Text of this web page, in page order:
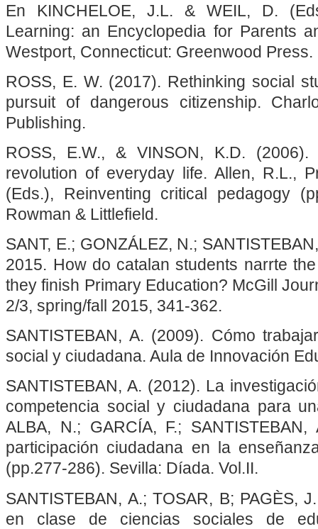
En KINCHELOE, J.L. & WEIL, D.
Learning: an Encyclopedia for Parents
Westport, Connecticut: Greenwood Press.
ROSS, E. W. (2017). Rethinking social
pursuit of dangerous citizenship.
Publishing.
ROSS, E.W., & VINSON, K.D.
revolution of everyday life. Allen, R.L.,
(Eds.), Reinventing critical pedagogy
Rowman & Littlefield.
SANT, E.; GONZÁLEZ, N.;
2015. How do catalan students narrte
they finish Primary Education? McGill
2/3, spring/fall 2015, 341-362.
SANTISTEBAN, A. (2009). Cómo
social y ciudadana. Aula de Innovación
SANTISTEBAN, A. (2012). La
competencia social y ciudadana para
ALBA, N.; GARCÍA, F.;
participación ciudadana en la
(pp.277-286). Sevilla: Díada. Vol.II.
SANTISTEBAN, A.; TOSAR, B; PAGÈS,
en clase de ciencias sociales de